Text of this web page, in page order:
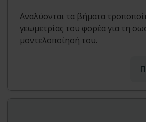
Αναλύονται τα βήματα
γεωμετρίας του φορέα για τη
μοντελοποίησή του.